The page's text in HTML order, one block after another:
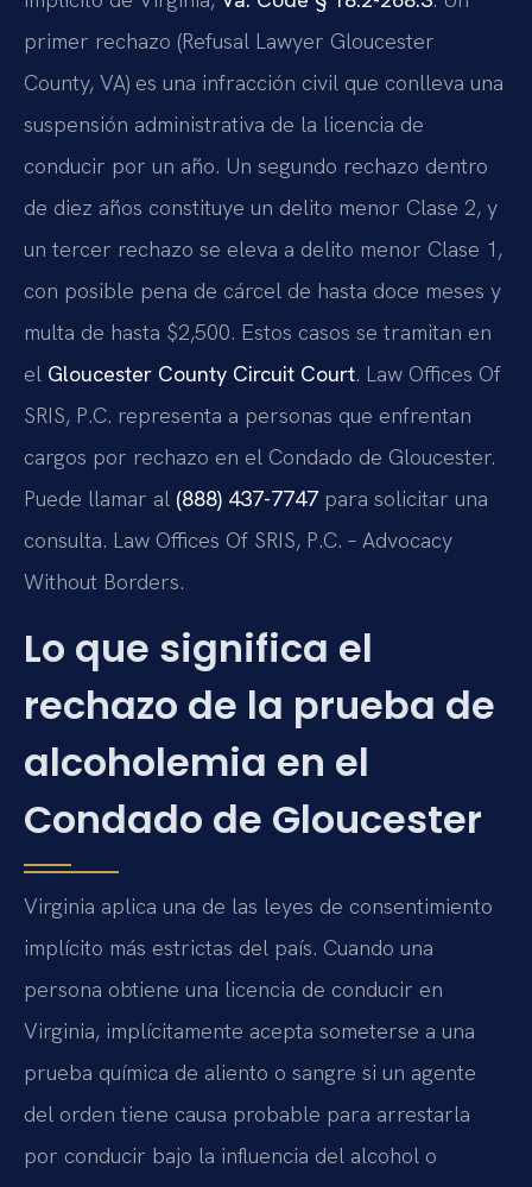
primer rechazo (Refusal Lawyer Gloucester
County, VA) es una infracción civil que conlleva una
suspensión administrativa de la licencia de
conducir por un año. Un segundo rechazo dentro
de diez años constituye un delito menor Clase 2, y
un tercer rechazo se eleva a delito menor Clase 1,
con posible pena de cárcel de hasta doce meses y
multa de hasta $2,500. Estos casos se tramitan en
el Gloucester County Circuit Court. Law Offices Of
SRIS, P.C. representa a personas que enfrentan
cargos por rechazo en el Condado de Gloucester.
Puede llamar al (888) 437-7747 para solicitar una
consulta. Law Offices Of SRIS, P.C. – Advocacy
Without Borders.
Lo que significa el
rechazo de la prueba de
alcoholemia en el
Condado de Gloucester
Virginia aplica una de las leyes de consentimiento
implícito más estrictas del país. Cuando una
persona obtiene una licencia de conducir en
Virginia, implícitamente acepta someterse a una
prueba química de aliento o sangre si un agente
del orden tiene causa probable para arrestarla
por conducir bajo la influencia del alcohol o